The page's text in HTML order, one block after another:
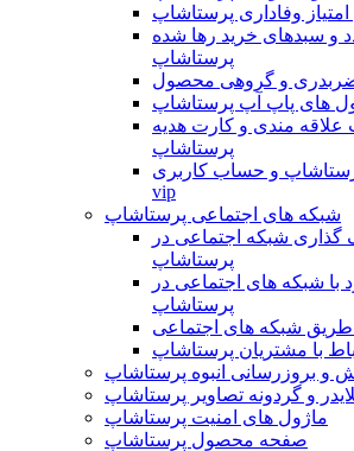
وفاداری پرستاشاپ
و سبدهای خرید رها شده
پرستاشاپ
و گروهی محصول
های پاپ آپ پرستاشاپ
مندی و کارت هدیه
پرستاشاپ
و حساب کاربری
vip
شبکه های اجتماعی پرستاشاپ
گذاری شبکه اجتماعی در
پرستاشاپ
با شبکه های اجتماعی در
پرستاشاپ
طریق شبکه های اجتماعی
با مشتریان پرستاشاپ
و بروزرسانی انبوه پرستاشاپ
و گردونه تصاویر پرستاشاپ
ماژول های امنیت پرستاشاپ
صفحه محصول پرستاشاپ